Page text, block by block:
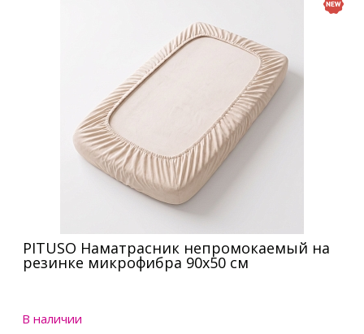
PITUSO Наматрасник непромокаемый на
резинке микрофибра 90х50 см
В наличии